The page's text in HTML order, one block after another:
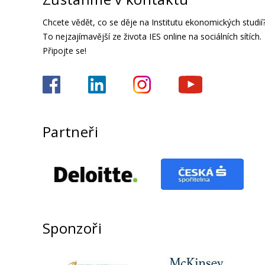
Chcete vědět, co se děje na Institutu ekonomických
To nejzajímavější ze života IES online na sociálních sítích.
Připojte se!
Partneři
Sponzoři